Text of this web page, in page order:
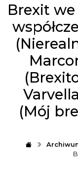
Brexit
(Mój